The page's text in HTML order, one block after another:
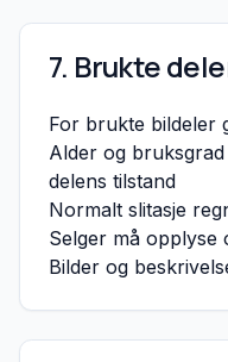
7. Brukte
For brukte bildeler
Alder og
delens tilstand
Normalt slitasje
Selger må opplyse
Bilder og